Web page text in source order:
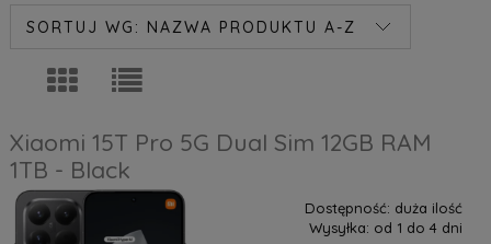
SORTUJ WG: NAZWA PRODUKTU A-Z
Xiaomi 15T Pro 5G Dual Sim 12GB RAM
1TB - Black
Dostępność: duża ilość
Wysyłka: od 1 do 4 dni